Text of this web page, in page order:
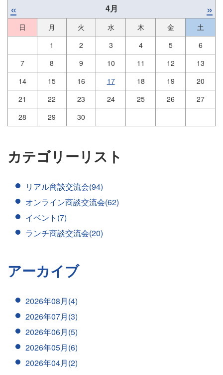
« 4月 »
日 月 火 水 木 金
土
1
2 3 4 5
6
7
8 9 10 11 12
13
14
15 16 17 18 19
20
21
22 23 24 25 26
27
28
29 30
カテゴリーリスト
リアル商談交流会(94)
オンライン商談交流会(62)
イベント(7)
ランチ商談交流会(20)
アーカイブ
2026年08月(4)
2026年07月(3)
2026年06月(5)
2026年05月(6)
2026年04月(2)